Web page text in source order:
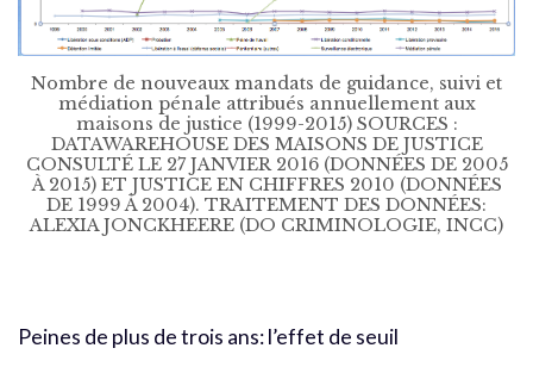
Nombre de nouveaux mandats de guidance, suivi et
médiation pénale attribués annuellement aux
maisons de justice (1999-2015) SOURCES :
DATAWAREHOUSE DES MAISONS DE JUSTICE
CONSULTÉ LE 27 JANVIER 2016 (DONNÉES DE 2005
À 2015) ET JUSTICE EN CHIFFRES 2010 (DONNÉES
DE 1999 À 2004). TRAITEMENT DES DONNÉES:
ALEXIA JONCKHEERE (DO CRIMINOLOGIE, INCC)
Peines de plus de trois ans: l’effet de seuil